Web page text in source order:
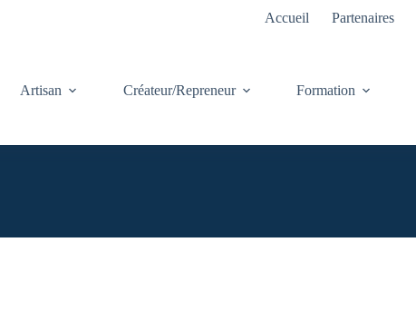
Accueil Partenaires
Artisan Créateur/Repreneur Formation